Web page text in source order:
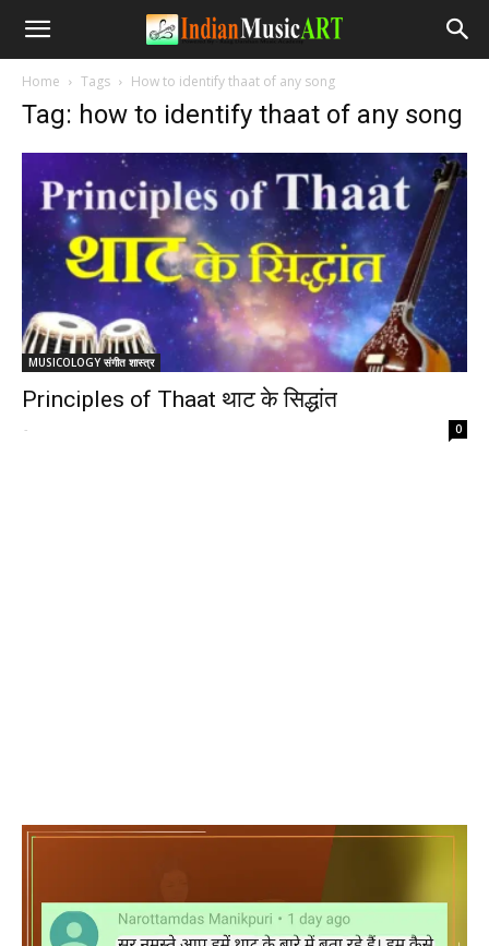
Home Tags How to identify thaat of any song
Tag: how to identify thaat of any song
MUSICOLOGY संगीत शास्त्र
Principles of Thaat थाट के सिद्धांत
- 0